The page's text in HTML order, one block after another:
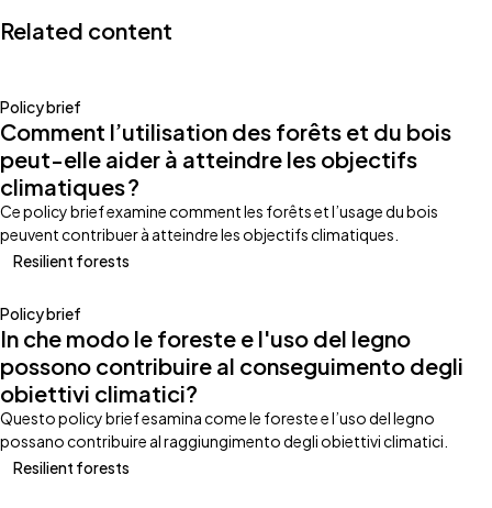
Related content
Policy brief
Comment l’utilisation des forêts et du bois
peut-elle aider à atteindre les objectifs
climatiques ?
Ce policy brief examine comment les forêts et l’usage du bois
peuvent contribuer à atteindre les objectifs climatiques.
Resilient forests
Policy brief
In che modo le foreste e l'uso del legno
possono contribuire al conseguimento degli
obiettivi climatici?
Questo policy brief esamina come le foreste e l’uso del legno
possano contribuire al raggiungimento degli obiettivi climatici.
Resilient forests